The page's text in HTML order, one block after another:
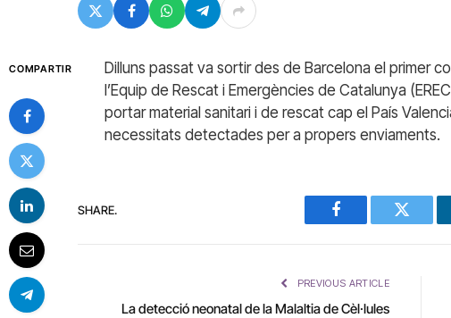
COMPARTIR
Dilluns passat va sortir des de Barcelona el primer
l’Equip de Rescat i Emergències de Catalunya
portar material sanitari i de rescat cap el País
necessitats detectades per a propers enviaments.
SHARE.
Facebook Twitter
PREVIOUS ARTICLE
La detecció neonatal de la Malaltia de Cèl·lules